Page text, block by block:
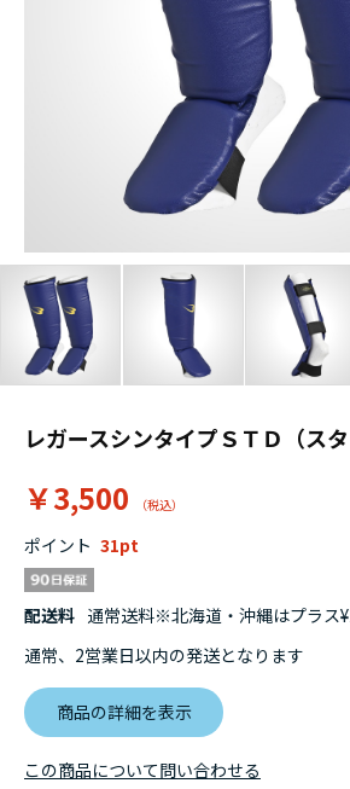
レガースシンタイプＳＴＤ（スタ
￥3,500
ポイント 31
配送料 通常送料※北海道・沖縄はプラス
通常、2営業日以内の発送となります
商品の詳細を表示
この商品について問い合わせる